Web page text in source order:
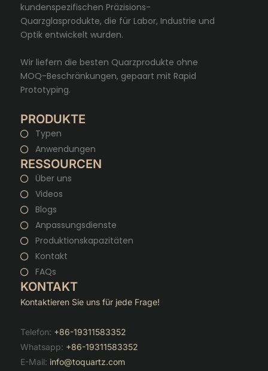
kundenspezifischen Präzisions-
Quarzglasprodukte, die für Labor, Industrie und
Optik entwickelt wurden.
Wir liefern die besten Quarzprodukte ohne
MOQ-Beschränkungen, gepaart mit Rapid
Prototyping.
PRODUKTE
Typen
Anwendungen
RESSOURCEN
Über uns
Videos
Blogs
Anpassungsdienste
Produktionskapazitäten
Kontakt
FAQs
KONTAKT
Kontaktieren Sie uns für jede Frage!
Telefon: +86-19311583352
Whatsapp: +86-19311583352
E-Mail: info@toquartz.com